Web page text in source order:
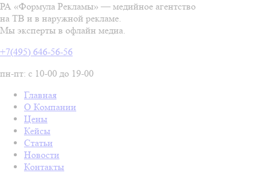
РА «Формула Рекламы» — медийное агентство
на ТВ и в наружной рекламе.
Мы эксперты в офлайн медиа.
+7(495) 646-56-56
пн-пт: с 10-00 до 19-00
Главная
О Компании
Цены
Кейсы
Статьи
Новости
Контакты